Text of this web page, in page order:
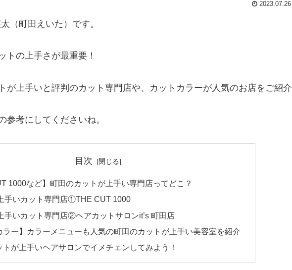
2023.07.26
（町田えいた）です。
トの上手さが最重要！
が上手いと評判のカット専門店や、カットカラーが人気のお店をご紹介
参考にしてくださいね。
目次
1000など】町田のカットが上手い専門店ってどこ？
手いカット専門店①THE CUT 1000
手いカット専門店②ヘアカットサロンit’s 町田店
ラー】カラーメニューも人気の町田のカットが上手い美容室を紹介
トが上手いヘアサロンでイメチェンしてみよう！